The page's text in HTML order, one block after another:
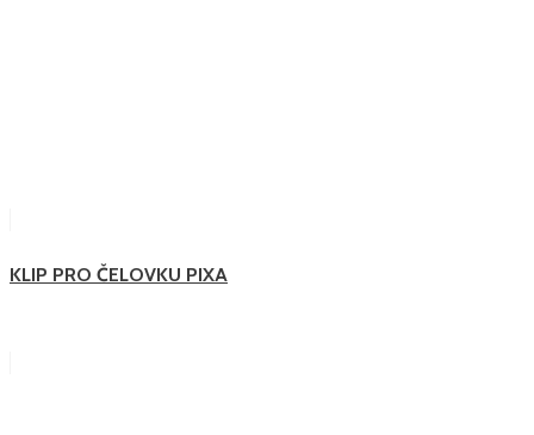
KLIP PRO ČELOVKU PIXA